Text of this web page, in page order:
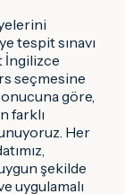
tespit sınavı
İngilizce
seçmesine
göre,
farklı
Her
şekilde
uygulamalı